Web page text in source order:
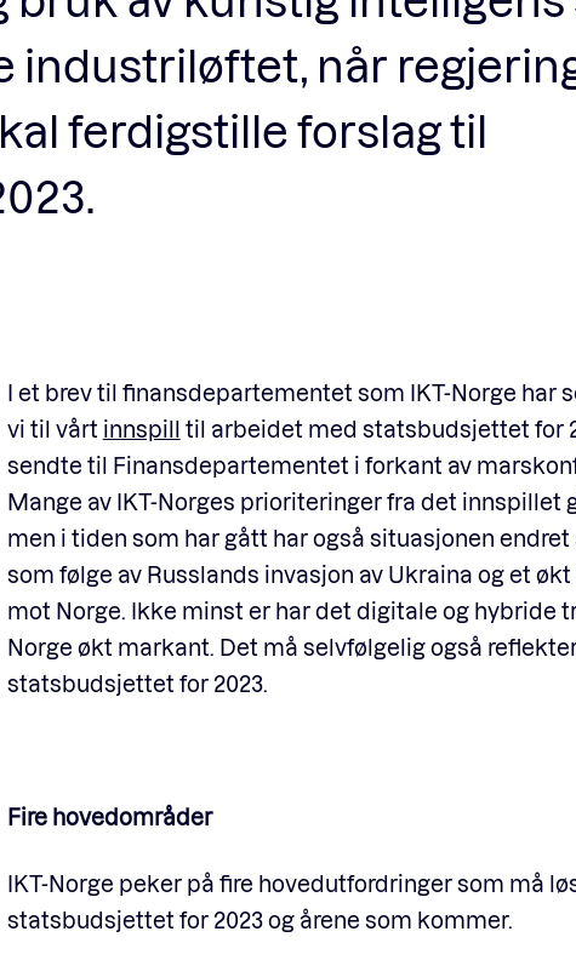
industriløftet, når
ferdigstille forslag til
I et brev til finansdepartementet som IKT-Norge har
vi til vårt innspill til arbeidet med statsbudsjettet for
sendte til Finansdepartementet i forkant av
Mange av IKT-Norges prioriteringer fra det innspillet
men i tiden som har gått har også situasjonen
som følge av Russlands invasjon av Ukraina og et
mot Norge. Ikke minst er har det digitale og hybride
Norge økt markant. Det må selvfølgelig også
statsbudsjettet for 2023.
Fire hovedområder
IKT-Norge peker på fire hovedutfordringer som må
statsbudsjettet for 2023 og årene som kommer.